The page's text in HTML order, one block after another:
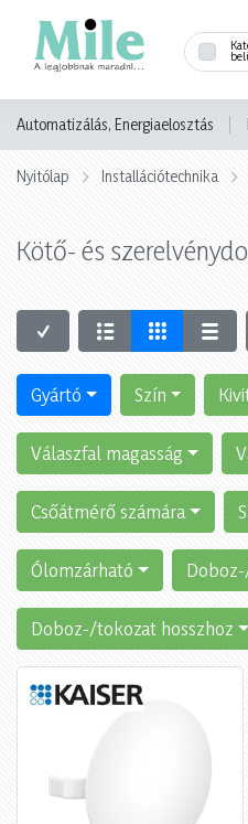
Automatizálás, Energiaelosztás
Nyitólap Installációtechnika
Kötő- és
Gyártó Szín
Válaszfal magasság
Csőátmérő számára
Ólomzárható
Doboz-/tokozat hosszhoz